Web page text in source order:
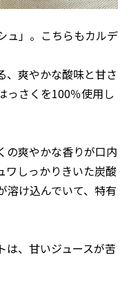
ュ」。こちらもカルデ
、爽やかな酸味と甘さ
っさくを100％使用し
の爽やかな香りが口内
ワしっかりきいた炭酸
溶け込んでいて、特有
は、甘いジュースが苦